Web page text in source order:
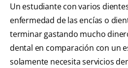
Un estudiante con varios
enfermedad de las encías o
terminar gastando mucho
dental en comparación con un
solamente necesita servicios